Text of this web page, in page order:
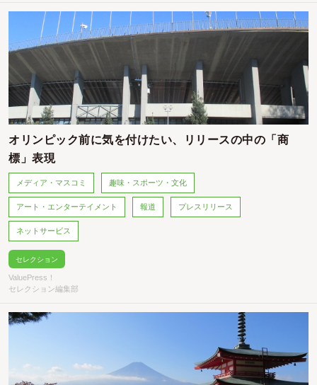
オリンピック前に気を付けたい、リリースの中の「商
標」表現
メディア・マスコミ 趣味・スポーツ・文化
アート・エンターテイメント 報道 プレスリリース
ネットサービス
セレクション
ValuePress！
セレクション編集部